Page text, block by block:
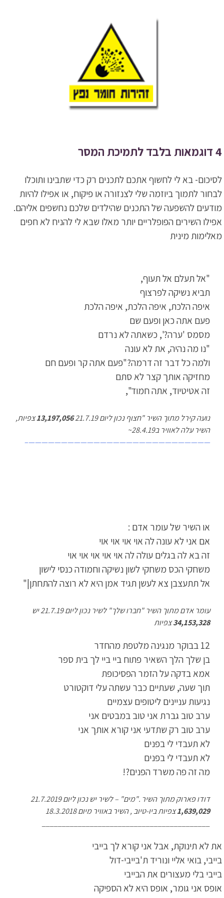
4 דוגמאות בלבד לתמיכת המסר
לסיכום- בא לי לחשוף אתכם לתכנים רק כדי שתבינו ותוכלו
לבחור לתמוך ביוזמה שלי לצנזורה או פיקוח, או אפילו להיות
מודעים להשפעה של התכנים שהילדים שלכם נחשפים אליהם.
אפילו השירים הפופלריים יותר מאלו שבא לי להניח לא חפים
מאלימות מינית
"אל תעלם אל תעוף,
תביא נשיקה לפרצוף
איפה הלכת, איפה הלכת, איפה הלכת
פעם אתה כאן ופעם שם
מסמס 'ערה?', כשאתה לא נרדם
"נו מה נהיה, את לא עונה
ולמה כל דבר זה דרמה?"פעם אתה קר ופעם חם
מחזיקה אותך קצר לא סתם
זה אטיטיוד, אתה חמוד",
נועה קירל מתוך השיר "חצוף נכון ליום 21.7.19 13,197,056צפיות,
השיר עלה לאוויר ב28.4.19~
————————————————————————————–
או השיר של עומר אדם :
אם אני לא עונה לה אוי אוי אוי אוי
זה בא לה בגלים עולה לה אוי אוי אוי אוי אוי
משחקי הכס משחקי לשון נשיקה וחמודה כנסי לישון
אל תתעצבן צא לעשן תגיד אמן היא לא רוצה להתחתן|"
עומר אדם מתוך השיר "חברו שלך" לשיר נכון ליום 21.7.19 יש
34,153,328צפיות
12 בבוקר מנגינה מלטפת מהחדר
בן שלך הלך השאיר פתוח ביי ביי לך בית ספר
אמא בדקה על הזמר הפסיכופת
תוך שעה, שעתיים כבר עשתה עלי דוקטורט
נגיעות עניינים ליטופים עצמיים
ערב טוב גברת אני טוב במבטים אני
ערב טוב רק שתדעי אני קורא אותך אני
לא תעבדי לי בפנים
לא תעבדי לי בפנים
מה זה פה משרד הפנים?!
דודו פארוק מתוך השיר ."מים" – לשיר יש נכון ליום 21.7.2019
1,639,029צפיות ביו-טיוב , השיר באוויר מיום 18.3.2018
את לא תינוקת, אבל אני קורא לך בייבי
בייבי, בואי אליי ונוריד ת'בייבי-דול
בייבי בלי מעצורים את הבייבי
אופס אני גומר, אופס היא לא הספיקה